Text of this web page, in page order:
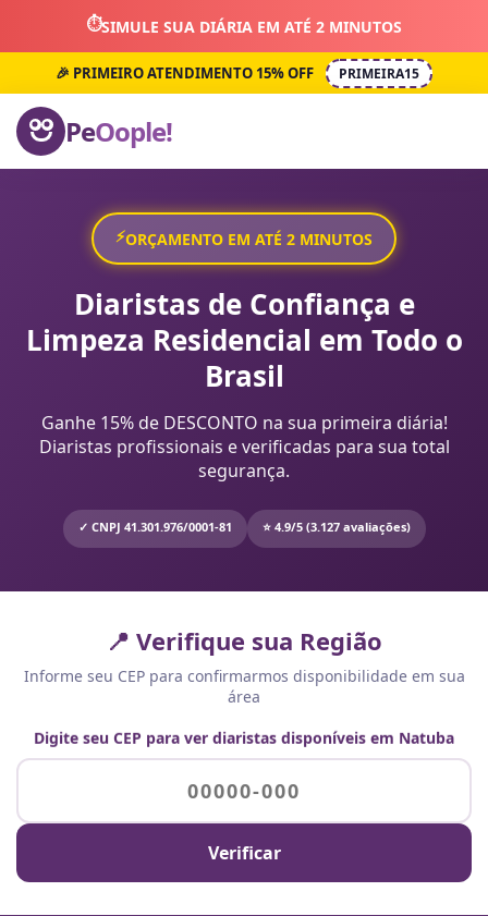
⏱️SIMULE SUA DIÁRIA EM ATÉ 2 MINUTOS
🎉 PRIMEIRO ATENDIMENTO 15% OFF PRIMEIRA15
PeOople!
⚡ORÇAMENTO EM ATÉ 2 MINUTOS
Diaristas de Confiança e
Limpeza Residencial em Todo o
Brasil
Ganhe 15% de DESCONTO na sua primeira diária!
Diaristas profissionais e verificadas para sua total
segurança.
✓ CNPJ 41.301.976/0001-81 ⭐ 4.9/5 (3.127 avaliações)
📍 Verifique sua Região
Informe seu CEP para confirmarmos disponibilidade em sua
área
Digite seu CEP para ver diaristas disponíveis em Natuba
Verificar